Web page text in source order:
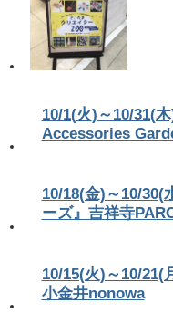
10/1(火)～10/31(
Accessories
10/18(金)～10/30(
ーズ』吉祥寺
10/15(火)～10/
小金井nonowa